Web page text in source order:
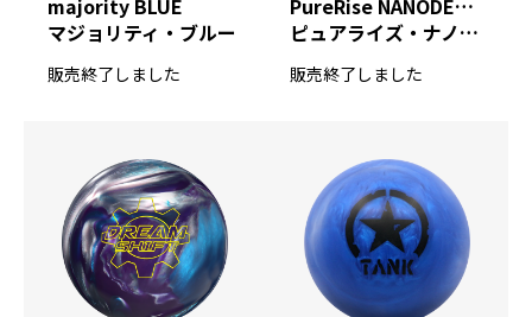
majority BLUE
マジョリティ・ブルー
販売終了しました
PureRise NANODESU 74D EIGHT PEARL
ピュアライズ・ナノデス ナナヨンディー エイト パール
販売終了しました